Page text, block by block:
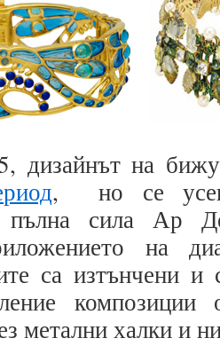
дизайнът на
, но се
пълна сила Ар
на
са изтънчени и
композиции
метални халки и